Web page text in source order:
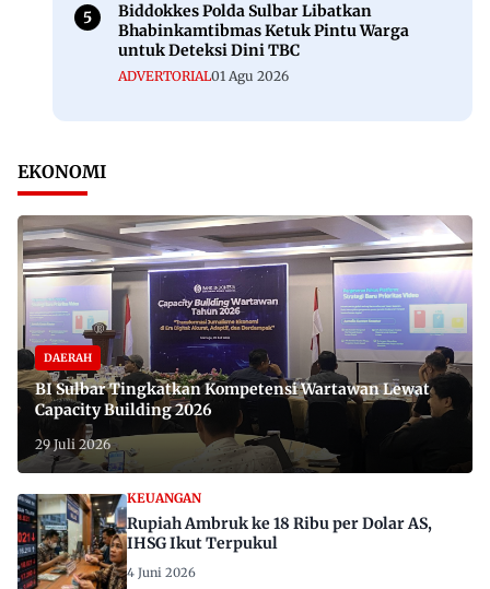
Biddokkes Polda Sulbar Libatkan
Bhabinkamtibmas Ketuk Pintu Warga
untuk Deteksi Dini TBC
ADVERTORIAL01 Agu 2026
EKONOMI
DAERAH
BI Sulbar Tingkatkan Kompetensi Wartawan Lewat
Capacity Building 2026
29 Juli 2026
KEUANGAN
Rupiah Ambruk ke 18 Ribu per Dolar AS,
IHSG Ikut Terpukul
4 Juni 2026